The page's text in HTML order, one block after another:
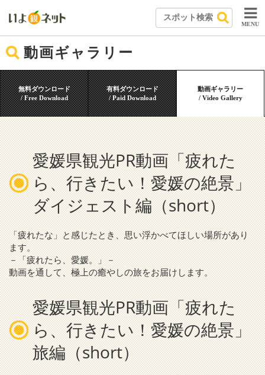
MENU
動画ギャラリー
無料ダウンロード
/ Free Download
有料ダウンロード
/ Paid Download
動画ギャラリー
/ Video Gallery
愛媛県観光PR動画「疲れた
ら、行きたい！愛媛の絶景」
ダイジェスト編（short）
「疲れたな」と感じたとき、思い浮かべてほしい場所があり
ます。
－「疲れたら、愛媛。」－
動画を通して、極上の癒やしの旅をお届けします。
愛媛県観光PR動画「疲れた
ら、行きたい！愛媛の絶景」
旅編（short）